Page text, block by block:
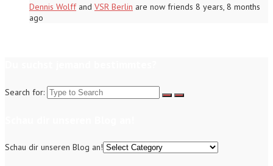
Dennis Wolffand VSR Berlin are now friends 8 years, 8 months
ago
Search for:
Schau dir unseren Blog an!